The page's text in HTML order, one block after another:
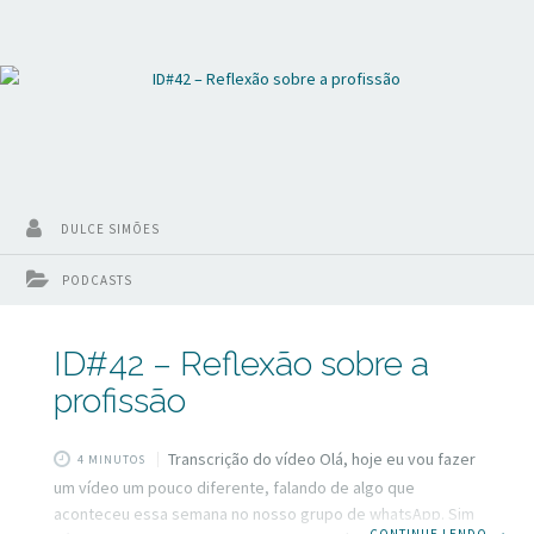
PODCASTS
DULCE SIMÕES
ID#42 – Reflexão sobre a
profissão
4 MINUTOS
Transcrição do vídeo Olá, hoje eu vou fazer
um vídeo um pouco diferente, falando de algo que
aconteceu essa semana no nosso grupo de whatsApp. Sim